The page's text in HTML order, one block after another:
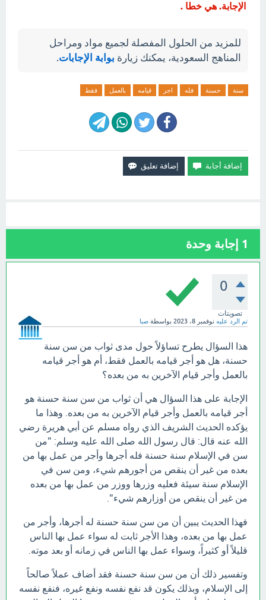
الإجابة. هي خطا .
للمزيد من الحلول المفصلة لجميع مواد ومراحل
المناهج السعودية، يمكنك زيارة بوابة الإجابات.
سنة حسنة فله اجر قيامه بالعمل فقط
1 إجابة وحدة
0
تصويتات
تم الرد عليه نوفمبر 8، 2023 بواسطة صبا
هذا السؤال يطرح تساؤلاً حول مدى ثواب من سن سنة
حسنة، هل هو أجر قيامه بالعمل فقط، أم هو أجر قيامه
بالعمل وأجر قيام الآخرين به من بعده؟
الإجابة على هذا السؤال هي أن ثواب من سن سنة حسنة هو
أجر قيامه بالعمل وأجر قيام الآخرين به من بعده. وهذا ما
يؤكده الحديث الشريف الذي رواه مسلم عن أبي هريرة رضي
الله عنه قال: قال رسول الله صلى الله عليه وسلم: "من
سن في الإسلام سنة حسنة فله أجرها وأجر من عمل بها من
بعده من غير أن ينقص من أجورهم شيء، ومن سن في
الإسلام سنة سيئة فعليه وزرها ووزر من عمل بها من بعده
من غير أن ينقص من أوزارهم شيء".
فهذا الحديث يبين أن من سن سنة حسنة له أجرها، وأجر من
عمل بها من بعده، وهذا الأجر ثابت له سواء عمل بها الناس
قليلاً أو كثيراً، وسواء عمل بها الناس في زمانه أو بعد موته.
وتفسير ذلك أن من سن سنة حسنة فقد أضاف عملاً صالحاً
إلى الإسلام، وبذلك يكون قد نفع نفسه ونفع غيره، فنفع نفسه